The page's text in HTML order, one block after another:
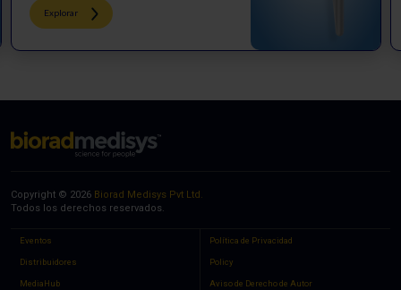
Explorar
Copyright © 2026 Biorad Medisys Pvt Ltd.
Todos los derechos reservados.
Eventos
Distribuidores
MediaHub
Política de Privacidad
Policy
Aviso de Derecho de Autor